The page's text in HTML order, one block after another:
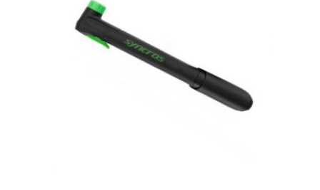
Sobre Nosotros